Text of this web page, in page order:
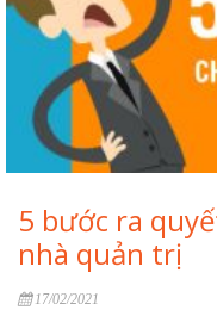
5 bước ra
nhà quản trị
17/02/2021